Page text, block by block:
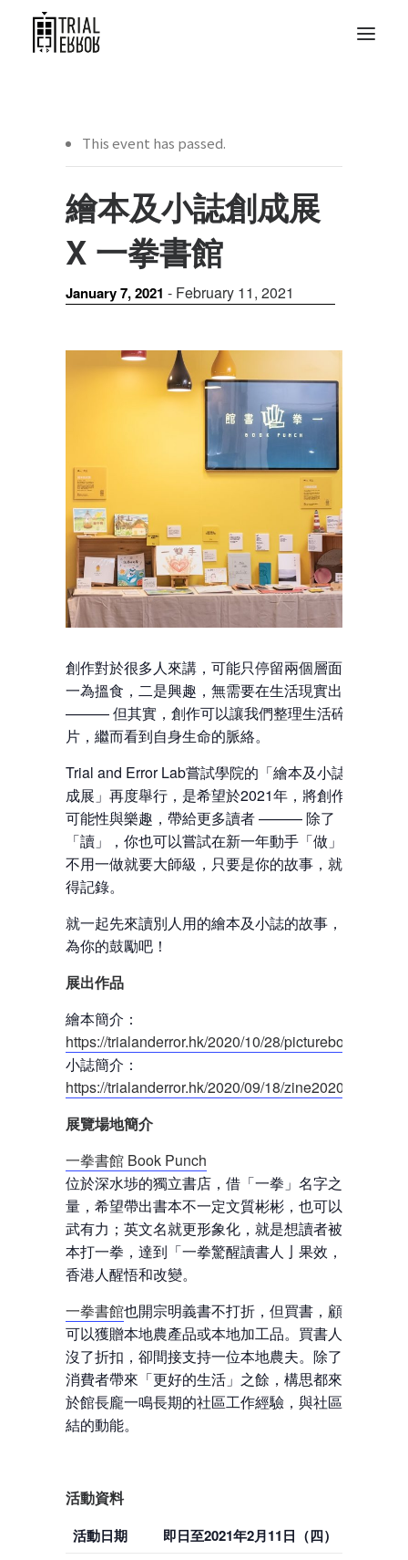
This event has passed.
繪本及小誌創成展
X 一拳書館
January 7, 2021 - February 11, 2021
創作對於很多人來講，可能只停留兩個層面：
一為搵食，二是興趣，無需要在生活現實出現
——— 但其實，創作可以讓我們整理生活碎
片，繼而看到自身生命的脈絡。
Trial and Error Lab嘗試學院的「繪本及小誌創
成展」再度舉行，是希望於2021年，將創作的
可能性與樂趣，帶給更多讀者 ——— 除了
「讀」，你也可以嘗試在新一年動手「做」。
不用一做就要大師級，只要是你的故事，就值
得記錄。
就一起先來讀別人用的繪本及小誌的故事，作
為你的鼓勵吧！
展出作品
繪本簡介：
https://trialanderror.hk/2020/10/28/picturebook/
小誌簡介：
https://trialanderror.hk/2020/09/18/zine2020/
展覽場地簡介
一拳書館 Book Punch
位於深水埗的獨立書店，借「一拳」名字之力
量，希望帶出書本不一定文質彬彬，也可以孔
武有力；英文名就更形象化，就是想讀者被書
本打一拳，達到「一拳驚醒讀書人亅果效，讓
香港人醒悟和改變。
一拳書館也開宗明義書不打折，但買書，顧客
可以獲贈本地農產品或本地加工品。買書人雖
沒了折扣，卻間接支持一位本地農夫。除了為
消費者帶來「更好的生活」之餘，構思都來自
於館長龐一鳴長期的社區工作經驗，與社區連
結的動能。
活動資料
活動日期
即日至2021年2月11日（四）